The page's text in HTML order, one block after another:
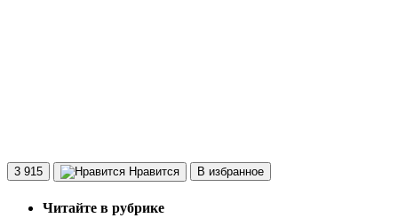
3 915 Нравится В избранное
Читайте в рубрике